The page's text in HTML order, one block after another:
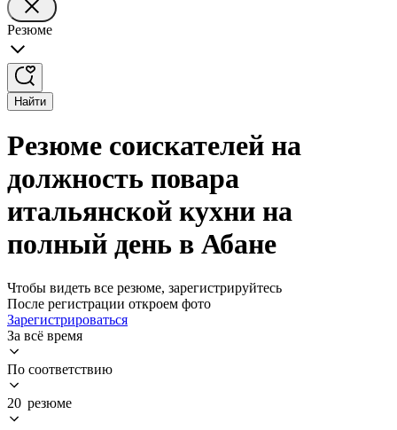
Резюме
Найти
Резюме соискателей на
должность повара
итальянской кухни на
полный день в Абане
Чтобы видеть все резюме, зарегистрируйтесь
После регистрации откроем фото
Зарегистрироваться
За всё время
По соответствию
20 резюме